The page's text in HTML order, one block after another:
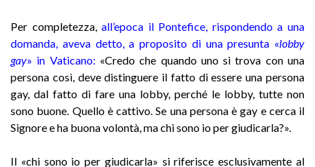
Per completezza, all’epoca il Pontefice, rispondendo a una
domanda, aveva detto, a proposito di una presunta «lobby
gay» in Vaticano: «Credo che quando uno si trova con una
persona così, deve distinguere il fatto di essere una persona
gay, dal fatto di fare una lobby, perché le lobby, tutte non
sono buone. Quello è cattivo. Se una persona è gay e cerca il
Signore e ha buona volontà, ma chi sono io per giudicarla?».
Il «chi sono io per giudicarla» si riferisce esclusivamente al